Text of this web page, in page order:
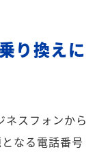
り換えに
ネスフォンから
なる電話番号